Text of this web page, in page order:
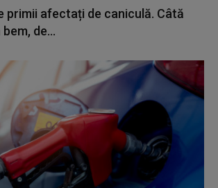
primii afectați de caniculă. Câtă
de...